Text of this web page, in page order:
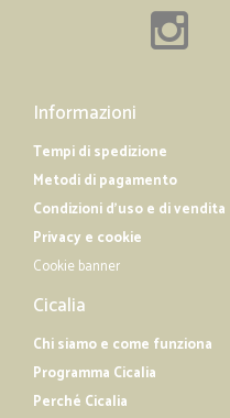
Informazioni
Tempi di spedizione
Metodi di pagamento
Condizioni d'uso e di vendita
Privacy e cookie
Cookie banner
Cicalia
Chi siamo e come funziona
Programma Cicalia
Perché Cicalia